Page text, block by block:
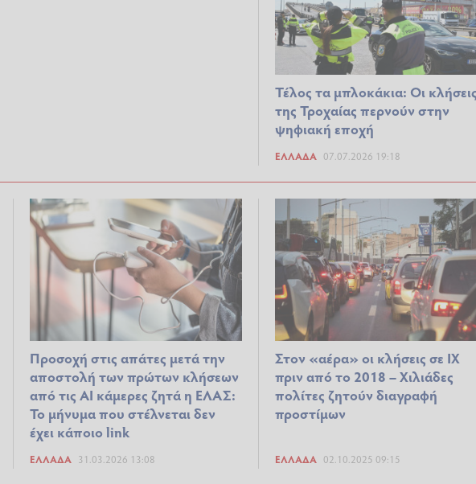
Τέλος τα μπλοκάκια: Οι
της Τροχαίας περνούν στην
ψηφιακή εποχή
ΕΛΛΆΔΑ 07.07.2026 19:18
Προσοχή στις απάτες μετά την
αποστολή των πρώτων κλήσεων
από τις ΑΙ κάμερες ζητά η ΕΛΑΣ:
Το μήνυμα που στέλνεται δεν
έχει κάποιο link
ΕΛΛΆΔΑ 31.03.2026 13:08
Στον «αέρα» οι κλήσεις σε ΙΧ
πριν από το 2018 – Χιλιάδες
πολίτες ζητούν διαγραφή
προστίμων
ΕΛΛΆΔΑ 02.10.2025 09:15